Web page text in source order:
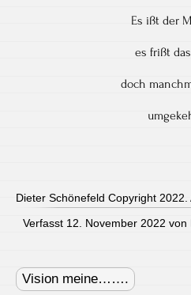
Es ißt der
es frißt
doch
Dieter Schönefeld Copyright 2022.
Verfasst 12. November 2022
navigation
Vision meine…….